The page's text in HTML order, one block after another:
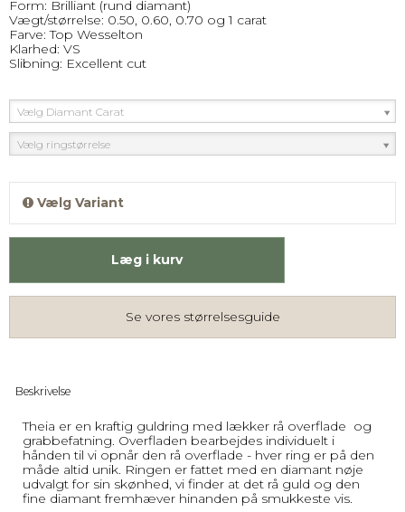
Form: Brilliant (rund diamant)
Vægt/størrelse: 0.50, 0.60, 0.70 og 1 carat
Farve: Top Wesselton
Klarhed: VS
Slibning: Excellent cut
Vælg Diamant Carat
Vælg ringstørrelse
Vælg Variant
Læg i kurv
Se vores størrelsesguide
Beskrivelse
Theia er en kraftig guldring med lækker rå overflade og
grabbefatning. Overfladen bearbejdes individuelt i
hånden til vi opnår den rå overflade - hver ring er på den
måde altid unik. Ringen er fattet med en diamant nøje
udvalgt for sin skønhed, vi finder at det rå guld og den
fine diamant fremhæver hinanden på smukkeste vis.